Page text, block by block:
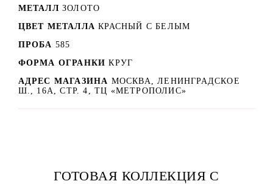
МЕТАЛЛ ЗОЛОТО
ЦВЕТ МЕТАЛЛА КРАСНЫЙ C БЕЛЫМ
ПРОБА 585
ФОРМА ОГРАНКИ КРУГ
АДРЕС МАГАЗИНА МОСКВА, ЛЕНИНГРАДСКОЕ
Ш., 16А, СТР. 4, ТЦ «МЕТРОПОЛИС»
ГОТОВАЯ КОЛЛЕКЦИЯ С